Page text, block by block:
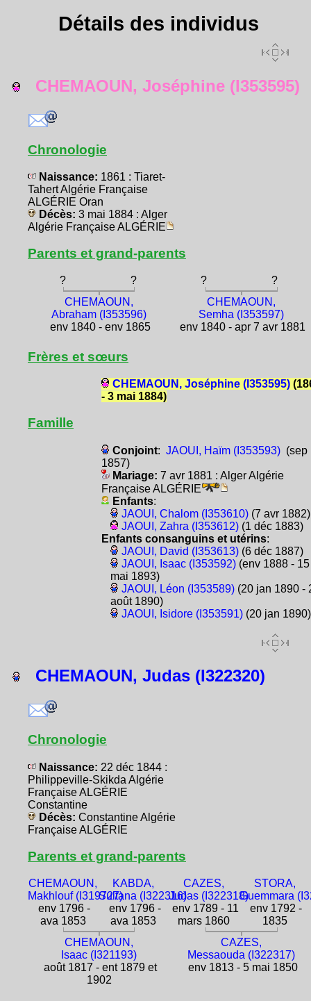
Détails des individus
CHEMAOUN, Joséphine (I353595)
Chronologie
Naissance: 1861 : Tiaret-
Tahert Algérie Française
ALGÉRIE Oran
Décès: 3 mai 1884 : Alger
Algérie Française ALGÉRIE
Parents et grand-parents
? ? ?
?
CHEMAOUN,
Abraham (I353596)
env 1840 - env 1865
CHEMAOUN,
Semha (I353597)
env 1840 - apr 7 avr 1881
Frères et sœurs
CHEMAOUN, Joséphine (I353595)
- 3 mai 1884)
Famille
Conjoint: JAOUI, Haïm (I353593)(sep
1857)
Mariage: 7 avr 1881 : Alger Algérie
Française ALGÉRIE
Enfants:
JAOUI, Chalom (I353610)(7 avr 1882)
JAOUI, Zahra (I353612)(1 déc 1883)
Enfants consanguins et utérins:
JAOUI, David (I353613)(6 déc 1887)
JAOUI, Isaac (I353592)(env 1888 - 15
mai 1893)
JAOUI, Léon (I353589)(20 jan 1890 -
août 1890)
JAOUI, Isidore (I353591)(20 jan 1890)
CHEMAOUN, Judas (I322320)
Chronologie
Naissance: 22 déc 1844 :
Philippeville-Skikda Algérie
Française ALGÉRIE
Constantine
Décès: Constantine Algérie
Française ALGÉRIE
Parents et grand-parents
CHEMAOUN,
Makhlouf (I319727)
env 1796 -
ava 1853
KABDA,
Sultana (I322316)
env 1796 -
ava 1853
CAZES,
Judas (I322318)
env 1789 - 11
mars 1860
STORA,
Guemmara
env 1792 -
1835
CHEMAOUN,
Isaac (I321193)
août 1817 - ent 1879 et
1902
CAZES,
Messaouda (I322317)
env 1813 - 5 mai 1850